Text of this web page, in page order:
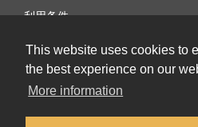
This website uses cookies to
the best experience on our
More information
利用条件
お問合せ